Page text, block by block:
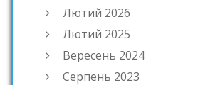
Лютий 2026
Лютий 2025
Вересень 2024
Серпень 2023